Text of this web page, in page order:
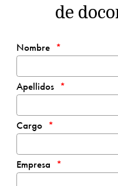
de
Nombre
Apellidos
Cargo
Empresa